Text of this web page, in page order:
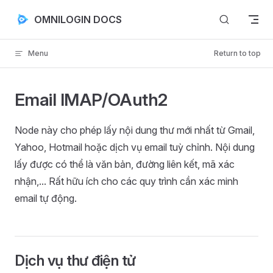
Skip to content
OMNILOGIN DOCS
Menu Return to top
Email IMAP/OAuth2
Node này cho phép lấy nội dung thư mới nhất từ Gmail,
Yahoo, Hotmail hoặc dịch vụ email tuỳ chỉnh. Nội dung
lấy được có thể là văn bản, đường liên kết, mã xác
nhận,... Rất hữu ích cho các quy trình cần xác minh
email tự động.
Dịch vụ thư điện tử